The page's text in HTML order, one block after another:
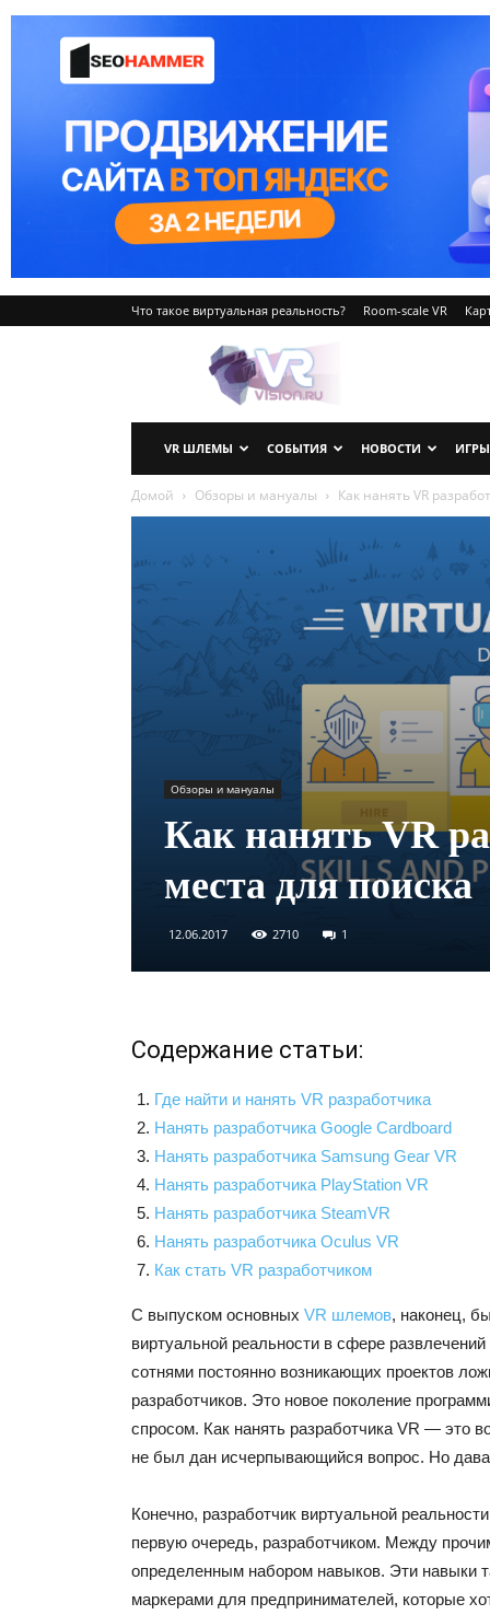
Что такое виртуальная реальность? Room-scale VR
VRvision.ru
VR ШЛЕМЫ СОБЫТИЯ НОВОСТИ ИГРЫ
Домой Обзоры и мануалы Как нанять VR
Обзоры и мануалы
Как нанять VR
места для поиска
12.06.2017 2710 1
Содержание статьи:
Где найти и нанять VR разработчика
Нанять разработчика Google Cardboard
Нанять разработчика Samsung Gear VR
Нанять разработчика PlayStation VR
Нанять разработчика SteamVR
Нанять разработчика Oculus VR
Как стать VR разработчиком
С выпуском основных VR шлемов, наконец,
виртуальной реальности в сфере
сотнями постоянно возникающих проектов
разработчиков. Это новое поколение
спросом. Как нанять разработчика VR — это
не был дан исчерпывающийся вопрос. Но
Конечно, разработчик виртуальной
первую очередь, разработчиком. Между
определенным набором навыков. Эти навыки
маркерами для предпринимателей, которые